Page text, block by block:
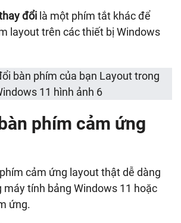
đổi là một phím tắt khác để
layout trên các thiết bị Windows
phím cảm ứng
cảm ứng layout thật dễ dàng
máy tính bảng Windows 11 hoặc
ứng.